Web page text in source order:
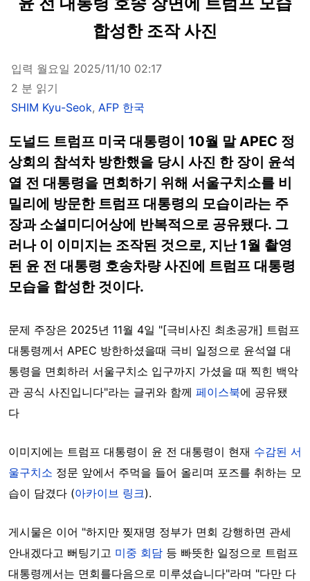
합성한 조작 사진
입력 월요일 2025/11/10 02:17
2 분 읽기
SHIM Kyu-Seok, AFP 한국
도널드 트럼프 미국 대통령이 10월 말 APEC 정
상회의 참석차 방한했을 당시 사진 한 장이 윤석
열 전 대통령을 면회하기 위해 서울구치소를 비
밀리에 방문한 트럼프 대통령의 모습이라는 주
장과 소셜미디어상에 반복적으로 공유됐다. 그
러나 이 이미지는 조작된 것으로, 지난 1월 촬영
된 윤 전 대통령 호송차량 사진에 트럼프 대통령
모습을 합성한 것이다.
문제 주장은 2025년 11월 4일 "[극비사진 최초공개] 트럼프
대통령께서 APEC 방한하셨을때 극비 일정으로 윤석열 대
통령을 면회하러 서울구치소 입구까지 가셨을 때 찍힌 백악
관 공식 사진입니다"라는 글귀와 함께 페이스북에 공유됐
다
이미지에는 트럼프 대통령이 윤 전 대통령이 현재 수감된 서
울구치소 정문 앞에서 주먹을 들어 올리며 포즈를 취하는 모
습이 담겼다 (아카이브 링크).
게시물은 이어 "하지만 찢재명 정부가 면회 강행하면 관세
안내겠다고 뻐팅기고 미중 회담 등 빠뜻한 일정으로 트럼프
대통령께서는 면회를다음으로 미루셨습니다"라며 "다만 다